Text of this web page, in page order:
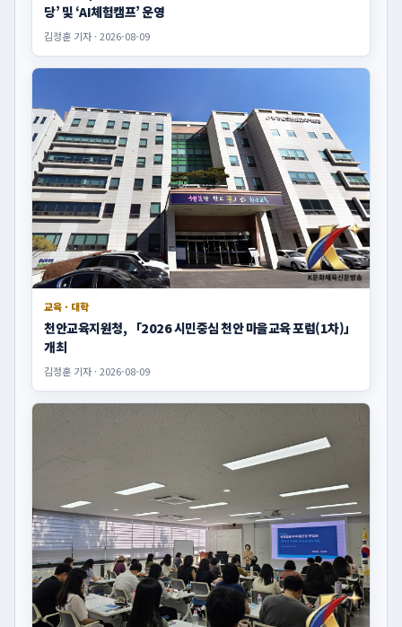
당’ 및 ‘AI체험캠프’ 운영
김정훈 기자 · 2026-08-09
교육 · 대학
천안교육지원청, 「2026 시민중심 천안 마을교육 포럼(1차)」
개최
김정훈 기자 · 2026-08-09